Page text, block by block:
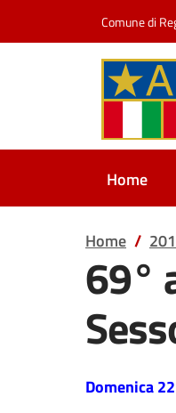
Comune di
Home
Home
69°
Domenica